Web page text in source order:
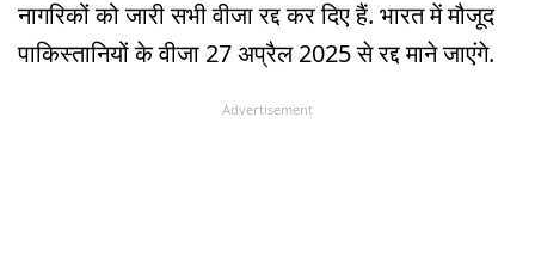
नागरिकों को जारी सभी वीजा रद्द कर दिए हैं. भारत में मौजूद
पाकिस्तानियों के वीजा 27 अप्रैल 2025 से रद्द माने जाएंगे.
Advertisement